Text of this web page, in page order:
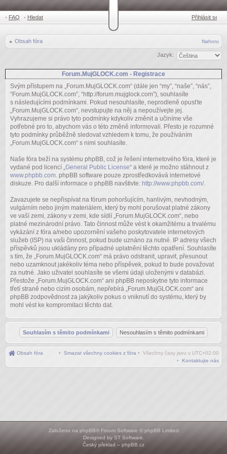
• FAQ • Hledat Přihlásit se
Obsah fóra Nahoru
Jazyk:
Forum.MujGLOCK.com - Registrace
Svým přístupem na „Forum.MujGLOCK.com“ (dále jen “my”, “naše”, “nás”,
“Forum.MujGLOCK.com”, “http://forum.mujglock.com”), souhlasíte
s následujícími podmínkami. Pokud nesouhlasíte, neprodleně opusťte
„Forum.MujGLOCK.com“, nevstupujte na něj a nepoužívejte jej.
Vyhrazujeme si právo tyto podmínky kdykoliv změnit a učiníme vše
potřebné pro to, abychom vás o této změně informovali. Přesto je rozumné
tyto podmínky průběžně sledovat vzhledem k tomu, že používáním
„Forum.MujGLOCK.com“ s nimi souhlasíte.
Naše fóra beží na systému phpBB, což je řešení internetového fóra, které je
vydané pod licencí „ General Public License“ a které je možno stáhnout z
www.phpbb.com . phpBB software pouze zprostředkovává internetové
diskuze. Pro další informace o phpBB navštivte: http://www.phpbb.com/.
Zavazujete se nepřispívat na fórum pohoršujícím, hanlivým, nevhodným,
vulgárním nebo jiným materiálem, který by mohl porušovat platné zákony
ve vaší zemi, zákony v zemi, kde sídlí „Forum.MujGLOCK.com“, nebo
platné mezinárodní právo. Tato činnost může vést k okamžitému a trvalému
vykázání z fóra a/nebo upozornění vašeho poskytovatele internetových
služeb (ISP) na vaši činnost, pokud bude uznáno za nutné. IP adresy všech
příspěvků jsou ukládány pro případné uplatnění těchto opatření. Souhlasíte
s tím, že „Forum.MujGLOCK.com“ má právo odstranit, upravit, přesunout
nebo uzamknout jakékoliv téma nebo příspěvek, pokud to bude považovat
za nutné. Jako uživatel souhlasíte se všemi údaji uloženými v databázi.
Přestože „Forum.MujGLOCK.com“ ani phpBB neposkytne tyto informace
třetí straně nebo cizím osobám, nepřebírá „Forum.MujGLOCK.com“ ani
phpBB zodpovědnost za jakýkoliv pokus o vniknutí do systému, který by
mohl vést ke kompromitaci těchto dat.
Obsah fóra • Všechny časy jsou v UTC+02:00
• Smazat všechny cookies z fóra
• Kontaktujte nás
Založeno na phpBB® Forum Software © phpBB Limited
Designed by ST Software
Český překlad – phpBB.cz